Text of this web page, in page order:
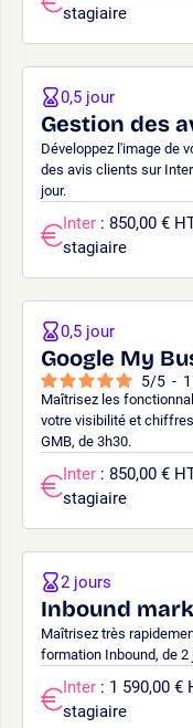
stagiaire
Gestion des
Développez l'image de
des avis clients sur
jour.
0,5 jour
Inter : 850,00 €
stagiaire
Google My
5/5 - 1
Maîtrisez les
votre visibilité et
GMB, de 3h30.
0,5 jour
Inter : 850,00 €
stagiaire
Inbound
Maîtrisez très
formation Inbound, de
2 jours
Inter : 1 590,00 €
stagiaire